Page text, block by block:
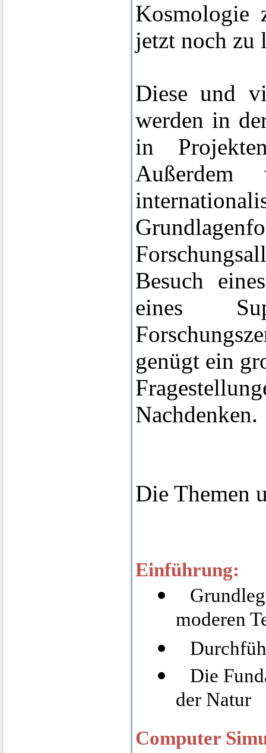
Kosmologie
jetzt noch zu
Diese und
werden in
in
Besuch
eines
genügt ein
Nachdenken.
Die Themen
Einführung:
moderen
Die
der Natur
Computer